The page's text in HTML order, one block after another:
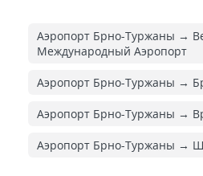
Аэропорт Брно-Туржаны →
Международный Аэропорт
Аэропорт Брно-Туржаны →
Аэропорт Брно-Туржаны →
Аэропорт Брно-Туржаны →